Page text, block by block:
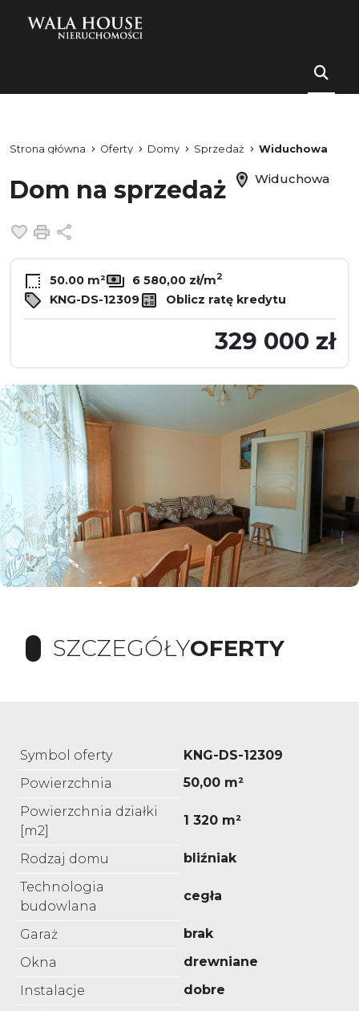
Strona główna Oferty Domy Sprzedaż Widuchowa
Dom na sprzedaż Widuchowa
Dodaj do ulubionych
Drukuj
50.00 m² 6 580,00 zł/m2
KNG-DS-12309 Oblicz ratę kredytu
329 000 zł
SZCZEGÓŁYOFERTY
Symbol oferty
KNG-DS-12309
Powierzchnia
50,00 m²
Powierzchnia działki
[m2]
1 320 m²
Rodzaj domu
bliźniak
Technologia
budowlana
cegła
Garaż
brak
Okna
drewniane
Instalacje
dobre